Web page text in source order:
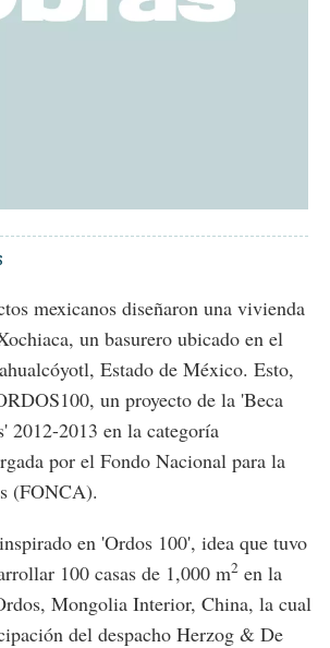
mexicanos diseñaron una vivienda
un basurero ubicado en el
Estado de México. Esto,
un proyecto de la 'Beca
2012-2013 en la categoría
por el Fondo Nacional para la
(FONCA).
en 'Ordos 100', idea que tuvo
100 casas de 1,000 m2 en la
Mongolia Interior, China, la cual
del despacho Herzog & De